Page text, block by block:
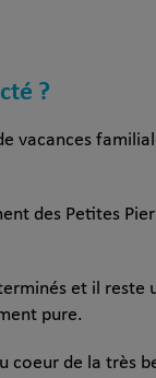
?
vacances
des Petites
et il reste
pure.
coeur de la très